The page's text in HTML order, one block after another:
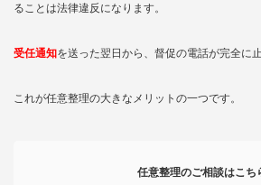
ることは法律違反になります。
受任通知を送った翌日から、督促の電話が完全に
これが任意整理の大きなメリットの一つです。
任意整理のご相談はこち